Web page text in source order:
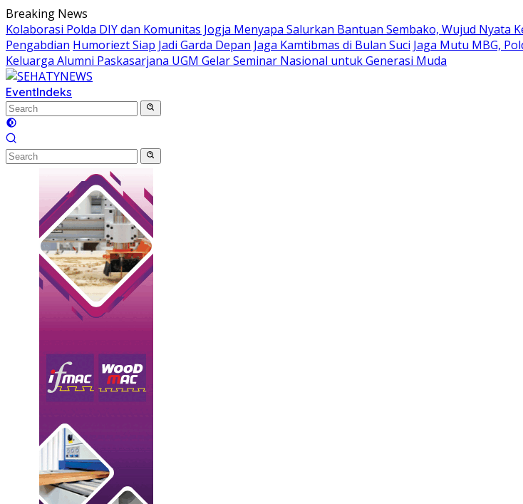
Skip
to
content
Breaking News
Kolaborasi Polda DIY dan Komunitas Jogja Menyapa Salurkan Bantuan Sembako, Wujud Nyata
Pengabdian Humoriezt Siap Jadi Garda Depan Jaga Kamtibmas di Bulan Suci Jaga Mutu MBG,
Keluarga Alumni Paskasarjana UGM Gelar Seminar Nasional untuk Generasi Muda
EventIndeks